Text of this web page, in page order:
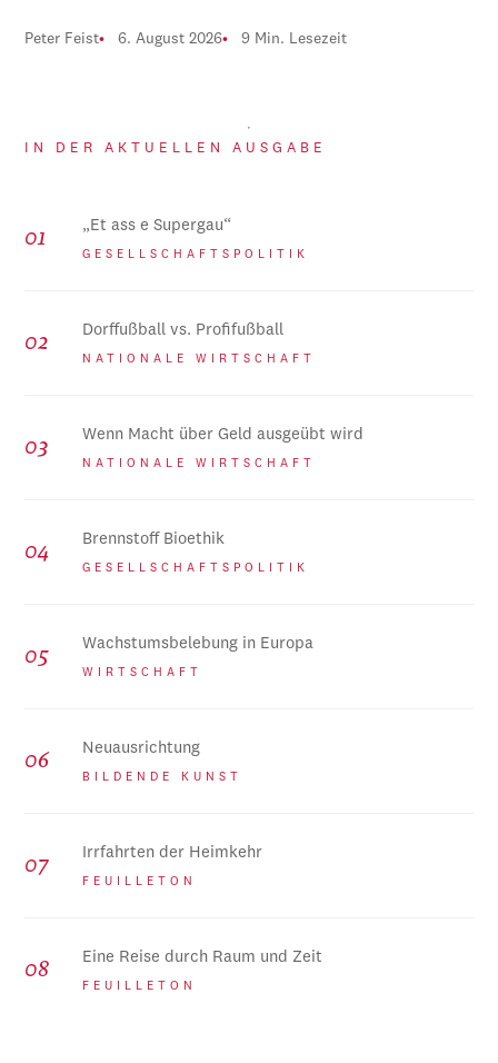
Peter Feist 6. August 2026 9 Min. Lesezeit
IN DER AKTUELLEN AUSGABE
„Et ass e Supergau“
GESELLSCHAFTSPOLITIK
Dorffußball vs. Profifußball
NATIONALE WIRTSCHAFT
Wenn Macht über Geld ausgeübt wird
NATIONALE WIRTSCHAFT
Brennstoff Bioethik
GESELLSCHAFTSPOLITIK
Wachstumsbelebung in Europa
WIRTSCHAFT
Neuausrichtung
BILDENDE KUNST
Irrfahrten der Heimkehr
FEUILLETON
Eine Reise durch Raum und Zeit
FEUILLETON